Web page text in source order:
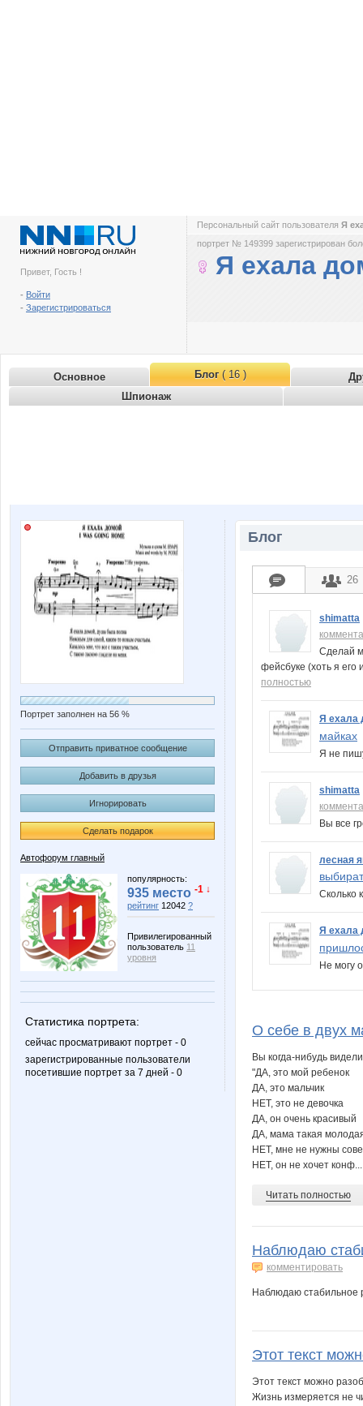
Привет, Гость !
- Войти
- Зарегистрироваться
Персональный сайт пользователя Я
портрет № 149399 зарегистрирован
Я ехала
Основное Блог( 16 )
Шпионаж
Портрет заполнен на 56 %
Отправить приватное сообщение
Добавить в друзья
Игнорировать
Сделать подарок
Автофорум главный
популярность:
935 место -1 ↓
рейтинг 12042 ?
Привилегированный
пользователь 11
уровня
Статистика портрета:
сейчас просматривают портрет - 0
зарегистрированные пользователи
посетившие портрет за 7 дней - 0
Блог
26
shimatta
Сделай
фейсбуке (хоть я его
полностью
Я ехала
майках
Я не
shimatta
Вы все
лесная
Сколько
Я ехала
Не могу
О себе в двух
Вы когда-нибудь
"ДА, это мой ребенок
ДА, это мальчик
НЕТ, это не девочка
ДА, он очень красивый
ДА, мама такая
НЕТ, мне не нужны
НЕТ, он не хочет конф...
Читать полностью
Наблюдаю
комментировать
Наблюдаю стабильное
Этот текст
Этот текст можно
Жизнь измеряется не